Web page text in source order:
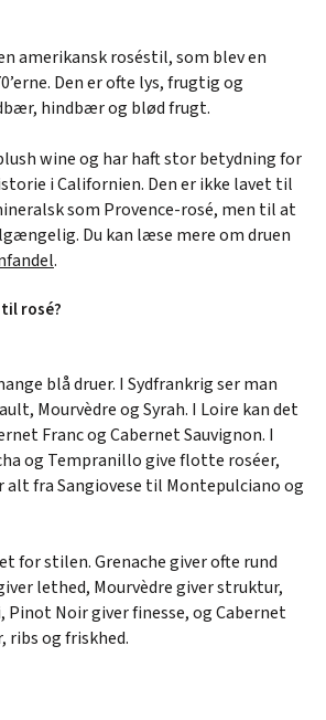
amerikansk roséstil, som blev en
Den er ofte lys, frugtig og
hindbær og blød frugt.
wine og har haft stor betydning for
i Californien. Den er ikke lavet til
som Provence-rosé, men til at
Du kan læse mere om druen
.
rosé?
blå druer. I Sydfrankrig ser man
Mourvèdre og Syrah. I Loire kan det
Franc og Cabernet Sauvignon. I
og Tempranillo give flotte roséer,
alt fra Sangiovese til Montepulciano og
for stilen. Grenache giver ofte rund
lethed, Mourvèdre giver struktur,
Pinot Noir giver finesse, og Cabernet
ribs og friskhed.